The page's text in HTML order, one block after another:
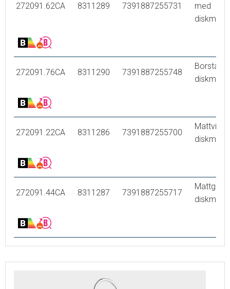
272091.62CA 8311289 7391887255731
med
272091.76CA 8311290 7391887255748
Borstad
272091.22CA 8311286 7391887255700
Mattvit,
272091.44CA 8311287 7391887255717
Mattgrå,